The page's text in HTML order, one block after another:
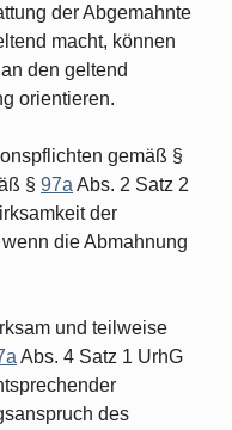
der Abgemahnte
macht, können
den geltend
orientieren.
gemäß §
§ 97a Abs. 2 Satz 2
der
die Abmahnung
und teilweise
Abs. 4 Satz 1 UrhG
des